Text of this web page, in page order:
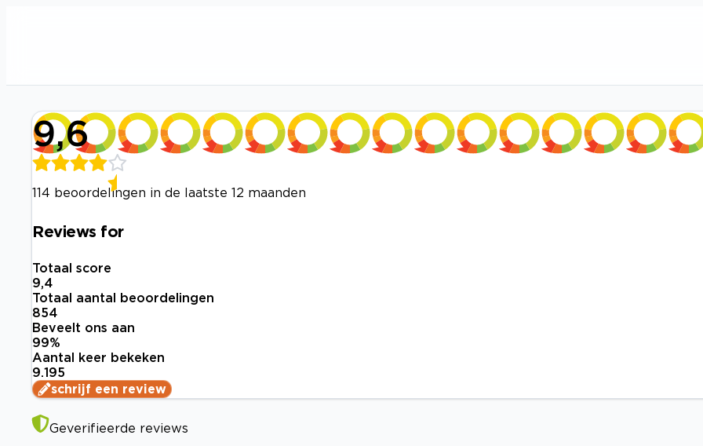
9,6
114 beoordelingen in de laatste 12 maanden
Reviews for
Totaal score
9,4
Totaal aantal beoordelingen
854
Beveelt ons aan
99%
Aantal keer bekeken
9.195
schrijf een review
Geverifieerde reviews